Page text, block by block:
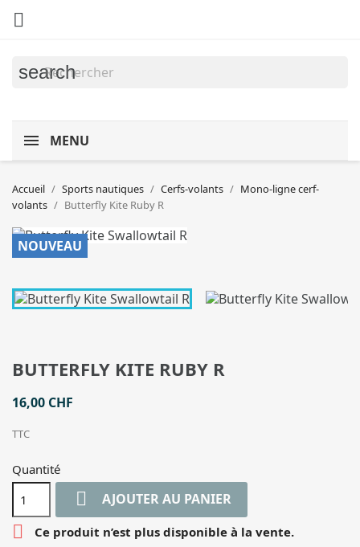

search
MENU
Accueil Sports nautiques Cerfs-volants
Mono-ligne cerf-
volants
Butterfly Kite Ruby R
NOUVEAU
BUTTERFLY KITE RUBY R
16,00 CHF
TTC
Quantité
 AJOUTER AU PANIER
 Ce produit n’est plus disponible à la vente.